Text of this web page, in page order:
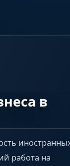
в
работа на